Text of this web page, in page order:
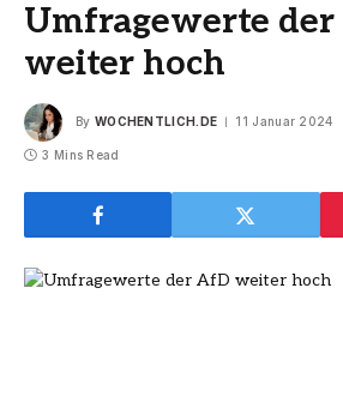
Umfragewerte
weiter hoch
By WOCHENTLICH.DE 11 Januar 2024
3 Mins Read